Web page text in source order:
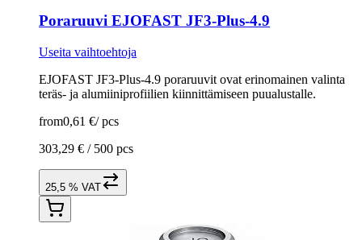
Poraruuvi EJOFAST JF3-Plus-4.9
Useita vaihtoehtoja
EJOFAST JF3-Plus-4.9 poraruuvit ovat erinomainen valinta
teräs- ja alumiiniprofiilien kiinnittämiseen puualustalle.
from0,61 €/ pcs
303,29 € / 500 pcs
25,5 % VAT